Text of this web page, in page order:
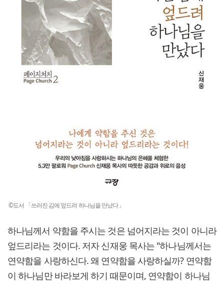
©도서 「쓰러진 김에 엎드려 하나님을 만났다」
하나님께서 약함을 주시는 것은 넘어지라는 것이 아니라
엎드리라는 것이다. 저자 신재웅 목사는 "하나님께서는
연약함을 사랑하신다. 왜 연약함을 사랑하실까? 연약함
이 하나님만 바라보게 하기 때문이며, 연약함이 하나님